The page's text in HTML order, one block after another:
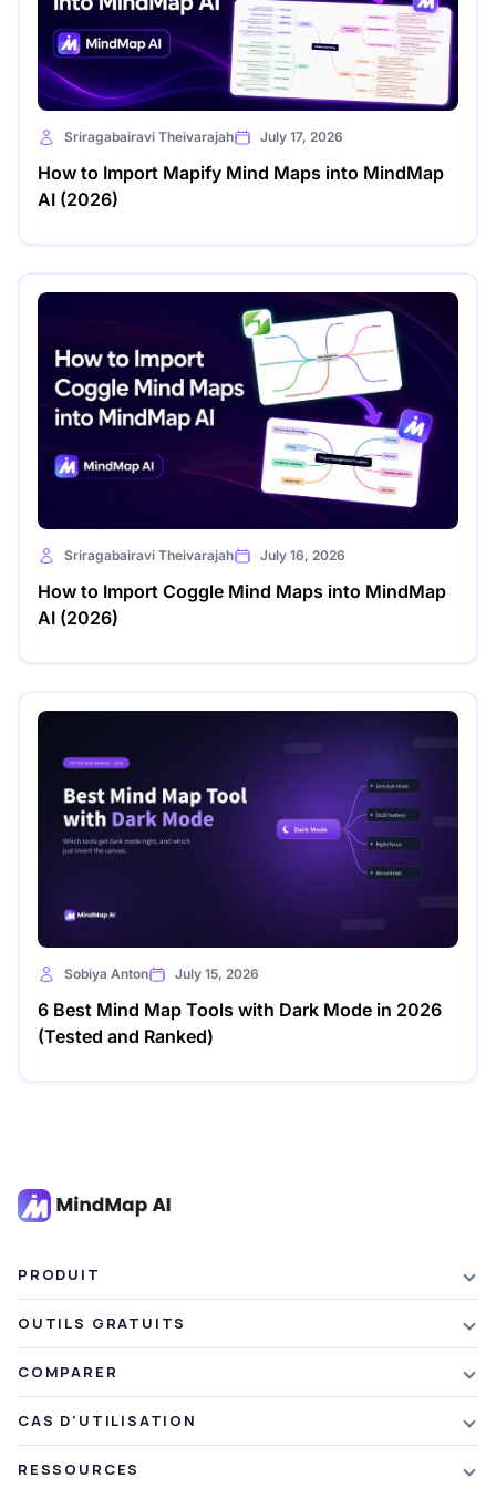
Sriragabairavi Theivarajah July 17, 2026
How to Import Mapify Mind Maps into MindMap
AI (2026)
Sriragabairavi Theivarajah July 16, 2026
How to Import Coggle Mind Maps into MindMap
AI (2026)
Sobiya Anton July 15, 2026
6 Best Mind Map Tools with Dark Mode in 2026
(Tested and Ranked)
PRODUIT
Forfaits et tarifs
Crédits de parrainage
Quoi de neuf
OUTILS GRATUITS
Résumé d'articles
Résumé PDF
COMPARER
par rapport à Mapify
CAS D'UTILISATION
RESSOURCES